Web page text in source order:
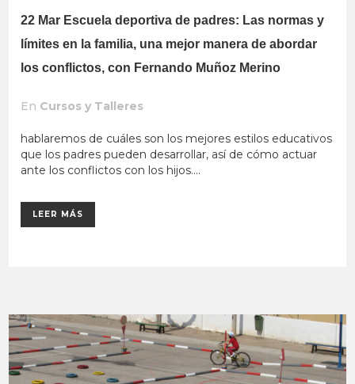
22 Mar Escuela deportiva de padres: Las normas y
límites en la familia, una mejor manera de abordar
los conflictos, con Fernando Muñoz Merino
En Cursos y Talleres
hablaremos de cuáles son los mejores estilos educativos
que los padres pueden desarrollar, así de cómo actuar
ante los conflictos con los hijos....
LEER MÁS